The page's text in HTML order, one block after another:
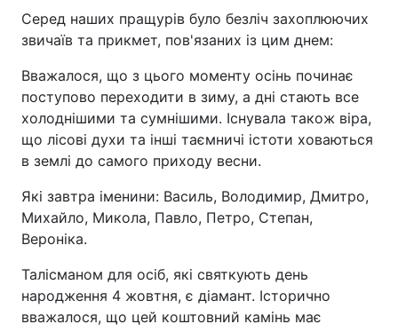
Серед наших пращурів було безліч захоплюючих
звичаїв та прикмет, пов'язаних із цим днем:
Вважалося, що з цього моменту осінь починає
поступово переходити в зиму, а дні стають все
холоднішими та сумнішими. Існувала також віра,
що лісові духи та інші таємничі істоти ховаються
в землі до самого приходу весни.
Які завтра іменини: Василь, Володимир, Дмитро,
Михайло, Микола, Павло, Петро, Степан,
Вероніка.
Талісманом для осіб, які святкують день
народження 4 жовтня, є діамант. Історично
вважалося, що цей коштовний камінь має